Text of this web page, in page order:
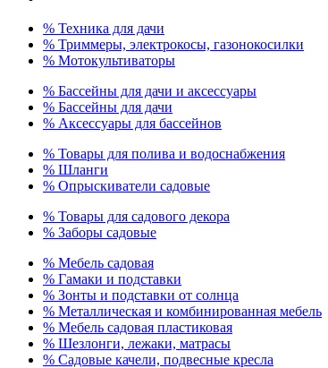
% Техника для дачи
% Триммеры, электрокосы, газонокосилки
% Мотокультиваторы
% Бассейны для дачи и аксессуары
% Бассейны для дачи
% Аксессуары для бассейнов
% Товары для полива и водоснабжения
% Шланги
% Опрыскиватели садовые
% Товары для садового декора
% Заборы садовые
% Мебель садовая
% Гамаки и подставки
% Зонты и подставки от солнца
% Металлическая и комбинированная мебель
% Мебель садовая пластиковая
% Шезлонги, лежаки, матрасы
% Садовые качели, подвесные кресла